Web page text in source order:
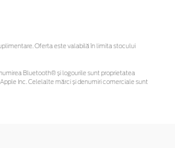
Oferta este valabilă în limita stocului
Bluetooth® și logourile sunt proprietatea
Inc. Celelalte mărci și denumiri comerciale sunt